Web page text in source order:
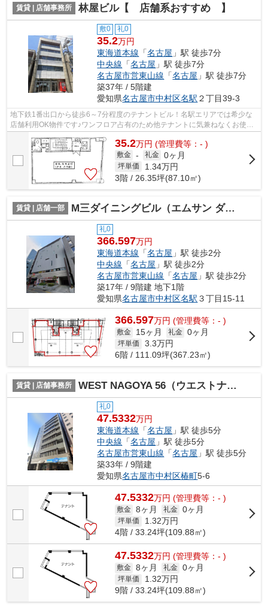
賃貸 | 店舗事務所 林屋ビル【 店舗系おすすめ 】
敷0 礼0
35.2万円
東海道本線 「名古屋 」駅 徒歩7分
中央線 「名古屋 」駅 徒歩7分
名古屋市営東山線 「名古屋 」駅 徒歩7分
築37年 / 5階建
愛知県名古屋市中村区名駅 ２丁目39-3
地下鉄1番出口から徒歩6～7分程度のテナントビル！名駅エリアでは希少な
店舗利用OK物件です♪ワンフロア占有のため他テナントに気兼ねなくお使い
頂けます。エステサロンおすすめ！
35.2万円 (管理費等：- )
敷金 - 礼金 0ヶ月
坪単価 1.34万円
3階 / 26.35坪(87.10㎡)
賃貸 | 店舗一部 M三ダイニングビル（エムサン ダイニングビル）【 飲食系おすすめ 】
礼0
366.597万円
東海道本線 「名古屋 」駅 徒歩2分
中央線 「名古屋 」駅 徒歩2分
名古屋市営東山線 「名古屋 」駅 徒歩2分
築17年 / 9階建 地下1階
愛知県名古屋市中村区名駅 ３丁目15-11
366.597万円 (管理費等：- )
敷金 15ヶ月 礼金 0ヶ月
坪単価 3.3万円
6階 / 111.09坪(367.23㎡)
賃貸 | 店舗事務所 WEST NAGOYA 56（ウエストナゴヤ56）【 店舗系おすすめ 】
礼0
47.5332万円
東海道本線 「名古屋 」駅 徒歩5分
中央線 「名古屋 」駅 徒歩5分
名古屋市営東山線 「名古屋 」駅 徒歩5分
築33年 / 9階建
愛知県名古屋市中村区椿町5-6
47.5332万円 (管理費等：- )
敷金 8ヶ月 礼金 0ヶ月
坪単価 1.32万円
4階 / 33.24坪(109.88㎡)
47.5332万円 (管理費等：- )
敷金 8ヶ月 礼金 0ヶ月
坪単価 1.32万円
9階 / 33.24坪(109.88㎡)